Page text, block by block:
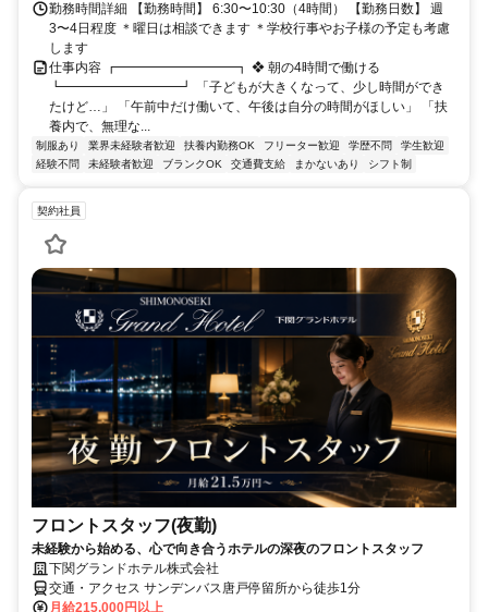
勤務時間詳細 【勤務時間】 6:30〜10:30（4時間） 【勤務日数】 週
3〜4日程度 ＊曜日は相談できます ＊学校行事やお子様の予定も考慮
します
仕事内容 ┏━━━━━━━━━┓ ❖ 朝の4時間で働ける
┗━━━━━━━━━┛ 「子どもが大きくなって、少し時間ができ
たけど…」 「午前中だけ働いて、午後は自分の時間がほしい」 「扶
養内で、無理な...
制服あり 業界未経験者歓迎 扶養内勤務OK フリーター歓迎 学歴不問
学生歓迎
経験不問
未経験者歓迎 ブランクOK 交通費支給 まかないあり シフト制
契約社員
フロントスタッフ(夜勤)
未経験から始める、心で向き合うホテルの深夜のフロントスタッフ
下関グランドホテル株式会社
交通・アクセス サンデンバス唐戸停留所から徒歩1分
月給215,000円以上